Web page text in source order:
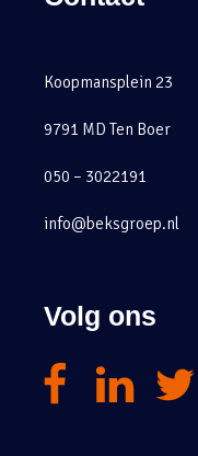
Koopmansplein 23
9791 MD Ten Boer
050 – 3022191
info@beksgroep.nl
Volg ons